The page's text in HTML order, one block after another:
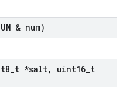
& num)
t *salt, uint16 t